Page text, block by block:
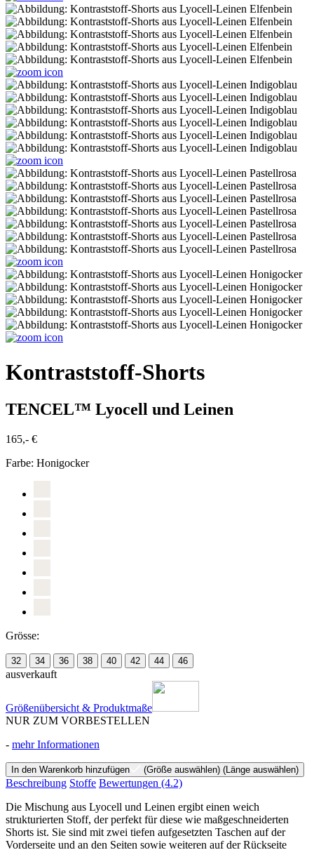
Kontraststoff-Shorts
TENCEL™ Lyocell und Leinen
165,- €
Farbe: Honigocker
Grösse:
32 34 36 38 40 42 44 46
ausverkauft
Größenübersicht & Produktmaße
NUR ZUM VORBESTELLEN
- mehr Informationen
In den Warenkorb hinzufügen (Größe auswählen) (Länge auswählen)
Beschreibung Stoffe Bewertungen (4.2)
Die Mischung aus Lyocell und Leinen ergibt einen weich
strukturierten Stoff, der perfekt für diese wie maßgeschneiderten
Shorts ist. Sie sind mit zwei tiefen aufgesetzten Taschen auf der
Vorderseite und an den Seiten sowie weiteren auf der Rückseite